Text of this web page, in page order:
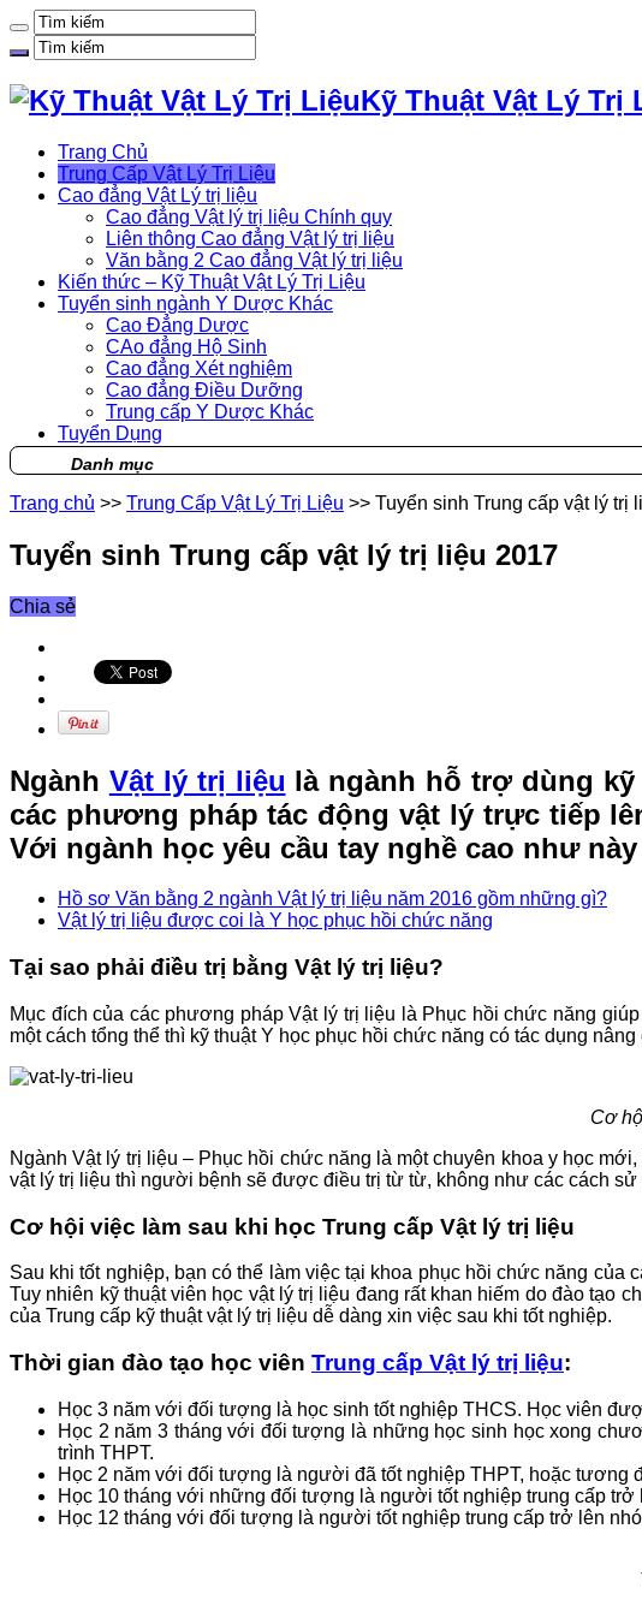
Kỹ Thuật Vật Lý Trị
Trang Chủ
Trung Cấp Vật Lý Trị Liệu
Cao đẳng Vật Lý trị liệu
Cao đẳng Vật lý trị liệu Chính quy
Liên thông Cao đẳng Vật lý trị liệu
Văn bằng 2 Cao đẳng Vật lý trị liệu
Kiến thức – Kỹ Thuật Vật Lý Trị Liệu
Tuyển sinh ngành Y Dược Khác
Cao Đẳng Dược
CAo đẳng Hộ Sinh
Cao đẳng Xét nghiệm
Cao đẳng Điều Dưỡng
Trung cấp Y Dược Khác
Tuyển Dụng
Danh mục
Trang chủ >> Trung Cấp Vật Lý Trị Liệu >> Tuyển sinh Trung cấp vật lý trị
Tuyển sinh Trung cấp vật lý trị liệu 2017
Chia sẻ
Ngành Vật lý trị liệu là ngành hỗ trợ dùng
các phương pháp tác động vật lý trực tiếp
Với ngành học yêu cầu tay nghề cao như
Hồ sơ Văn bằng 2 ngành Vật lý trị liệu năm 2016 gồm những gì?
Vật lý trị liệu được coi là Y học phục hồi chức năng
Tại sao phải điều trị bằng Vật lý trị liệu?
Mục đích của các phương pháp Vật lý trị liệu là Phục hồi chức năng
một cách tổng thể thì kỹ thuật Y học phục hồi chức năng có tác dụng
Cơ
Ngành Vật lý trị liệu – Phục hồi chức năng là một chuyên khoa y học
vật lý trị liệu thì người bệnh sẽ được điều trị từ từ, không như các cách
Cơ hội việc làm sau khi học Trung cấp Vật lý trị liệu
Sau khi tốt nghiệp, bạn có thể làm việc tại khoa phục hồi chức năng
Tuy nhiên kỹ thuật viên học vật lý trị liệu đang rất khan hiếm do đào tạo
của Trung cấp kỹ thuật vật lý trị liệu dễ dàng xin việc sau khi tốt nghiệp.
Thời gian đào tạo học viên Trung cấp Vật lý trị liệu:
Học 3 năm với đối tượng là học sinh tốt nghiệp THCS. Học viên
Học 2 năm 3 tháng với đối tượng là những học sinh học xong
trình THPT.
Học 2 năm với đối tượng là người đã tốt nghiệp THPT, hoặc tương
Học 10 tháng với những đối tượng là người tốt nghiệp trung cấp trở
Học 12 tháng với đối tượng là người tốt nghiệp trung cấp trở lên